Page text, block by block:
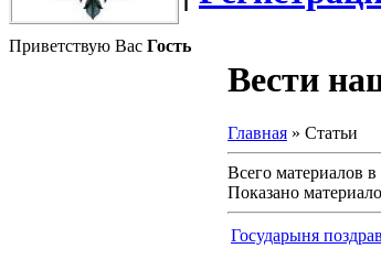
Приветствую Вас Гость
Вести
Главная » Статьи
Всего материалов в
Показано
Государыня